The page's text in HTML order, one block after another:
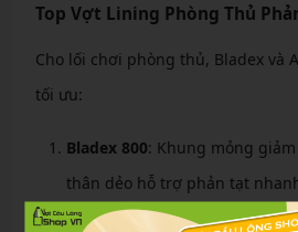
Top Vợt Lining Phòng Thủ
Cho lối chơi phòng thủ, Bladex và
tối ưu:
Bladex 800: Khung mỏng
thân dẻo hỗ trợ phản tạt
Long.